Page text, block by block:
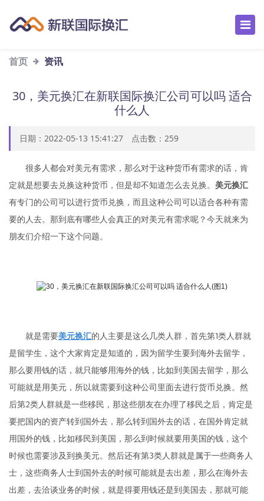
首页 资讯
30，美元换汇在新联国际换汇公司可以吗 适合
什么人
日期：2022-05-13 15:41:27 点击数： 259
很多人都会对美元有需求，那么对于这种货币有需求的话，肯
定就是想要去兑换这种货币，但是却不知道怎么去兑换。 美元换汇
有专门的公司可以进行货币兑换，而且这种公司可以适合各种有需
要的人去。那到底有哪些人会真正的对美元有需求呢？今天就来为
朋友们介绍一下这个问题。
就是需要美元换汇的人主要是这么几类人群，首先第1类人群就
是留学生，这个大家肯定是知道的，因为留学生要到海外去留学，
那么要用钱的话，就只能够用海外的钱，比如到美国去留学，那么
可能就是用美元，所以就需要到这种公司里面去进行货币兑换。然
后第2类人群就是一些移民，那这些朋友在办理了移民之后，肯定是
要把国内的资产转到国外去，那么转到国外去的话，在国外肯定就
用国外的钱，比如移民到美国，那么到时候就要用美国的钱，这个
时候也需要涉及到换美元。然后还有第3类人群就是属于一些商务人
士，这些商务人士到国外去的时候可能就是去出差，那么在海外去
出差，去洽谈业务的时候，就是得要用钱还是到美国去，那就可能